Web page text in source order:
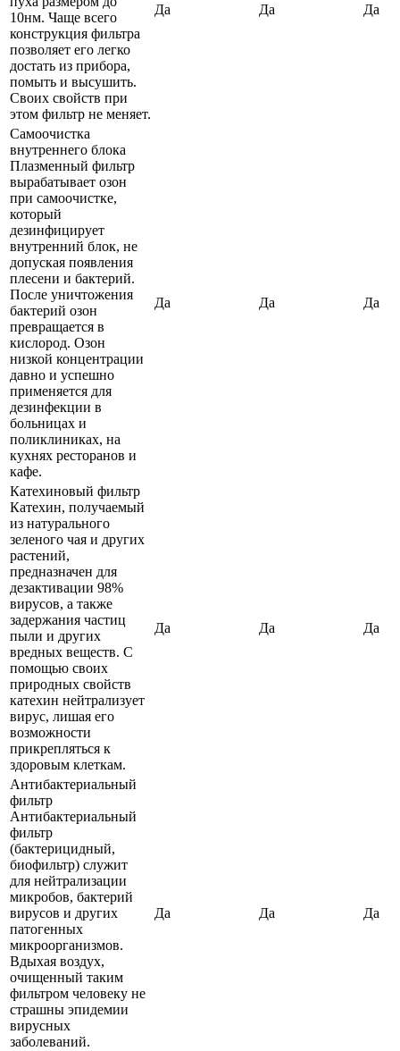
10нм. Чаще всего
конструкция фильтра
позволяет его легко
достать из прибора,
помыть и высушить.
Своих свойств при
этом фильтр не меняет.
Да Да Да
Самоочистка
внутреннего блока
Плазменный фильтр
вырабатывает озон
при самоочистке,
который
дезинфицирует
внутренний блок, не
допуская появления
плесени и бактерий.
После уничтожения
бактерий озон
превращается в
кислород. Озон
низкой концентрации
давно и успешно
применяется для
дезинфекции в
больницах и
поликлиниках, на
кухнях ресторанов и
кафе.
Да Да Да
Катехиновый фильтр
Катехин, получаемый
из натурального
зеленого чая и других
растений,
предназначен для
дезактивации 98%
вирусов, а также
задержания частиц
пыли и других
вредных веществ. С
помощью своих
природных свойств
катехин нейтрализует
вирус, лишая его
возможности
прикрепляться к
здоровым клеткам.
Да Да Да
Антибактериальный
фильтр
Антибактериальный
фильтр
(бактерицидный,
биофильтр) служит
для нейтрализации
микробов, бактерий
вирусов и других
патогенных
микроорганизмов.
Вдыхая воздух,
очищенный таким
фильтром человеку не
страшны эпидемии
вирусных
заболеваний.
Да Да Да